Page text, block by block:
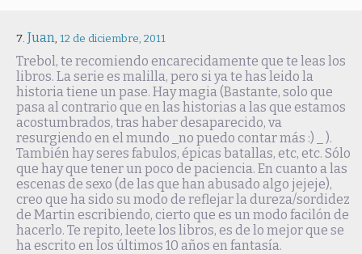
Juan 12 de diciembre, 2011
Trebol, te recomiendo encarecidamente que te leas los
libros. La serie es malilla, pero si ya te has leido la
historia tiene un pase. Hay magia (Bastante, solo que
pasa al contrario que en las historias a las que estamos
acostumbrados, tras haber desaparecido, va
resurgiendo en el mundo _no puedo contar más :) _ ).
También hay seres fabulos, épicas batallas, etc, etc. Sólo
que hay que tener un poco de paciencia. En cuanto a las
escenas de sexo (de las que han abusado algo jejeje),
creo que ha sido su modo de reflejar la dureza/sordidez
de Martin escribiendo, cierto que es un modo facilón de
hacerlo. Te repito, leete los libros, es de lo mejor que se
ha escrito en los últimos 10 años en fantasía.